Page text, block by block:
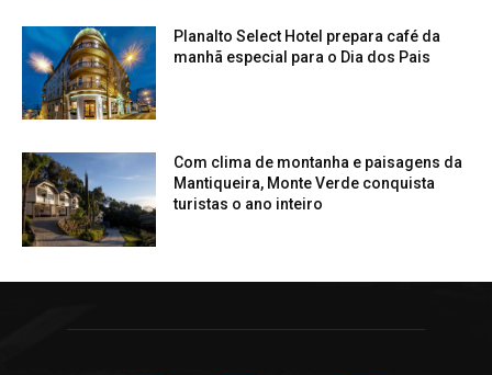
Planalto Select Hotel prepara café da
manhã especial para o Dia dos Pais
Com clima de montanha e paisagens da
Mantiqueira, Monte Verde conquista
turistas o ano inteiro